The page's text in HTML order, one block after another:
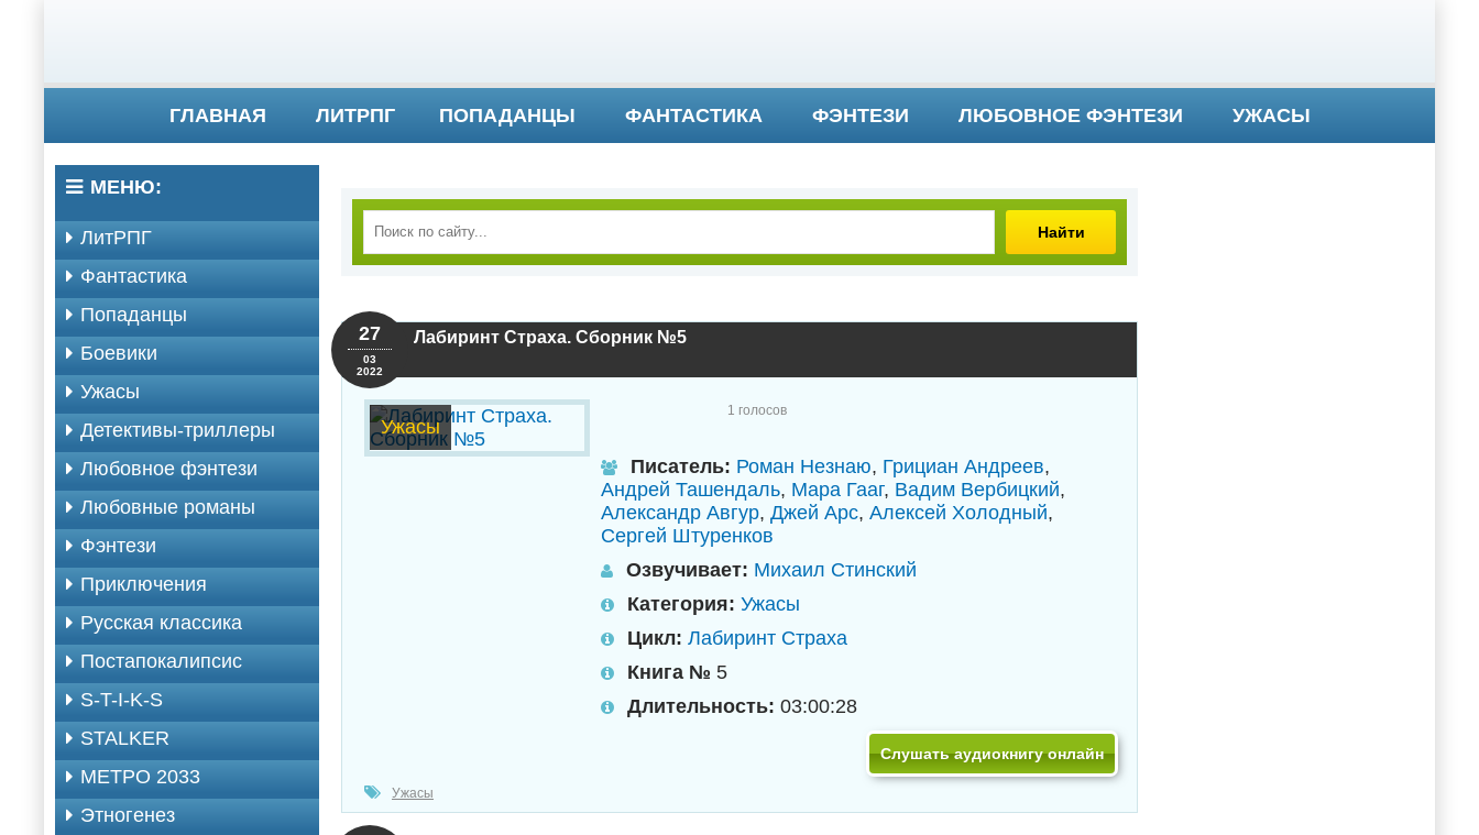
ГЛАВНАЯ ЛИТРПГ ПОПАДАНЦЫ ФАНТАСТИКА ФЭНТЕЗИ ЛЮБОВНОЕ ФЭНТЕЗИ УЖАСЫ
Найти
Лабиринт Страха. Сборник №5
27
03
2022
Ужасы
1 голосов
Писатель: Роман Незнаю, Грициан Андреев,
Андрей Ташендаль, Мара Гааг, Вадим Вербицкий,
Александр Авгур, Джей Арс, Алексей Холодный,
Сергей Штуренков
Озвучивает: Михаил Стинский
Категория: Ужасы
Цикл: Лабиринт Страха
Книга № 5
Длительность: 03:00:28
Слушать аудиокнигу онлайн
Ужасы
МЕНЮ:
ЛитРПГ
Фантастика
Попаданцы
Боевики
Ужасы
Детективы-триллеры
Любовное фэнтези
Любовные романы
Фэнтези
Приключения
Русская классика
Постапокалипсис
S-T-I-K-S
STALKER
МЕТРО 2033
Этногенез